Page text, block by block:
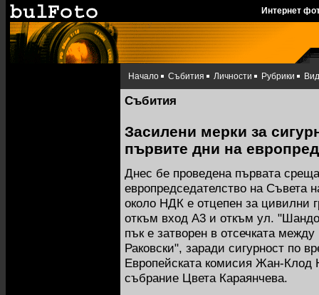
Интернет
Начало Събития Личности Рубрики
Събития
Засилени мерки за
първите дни на
Днес бе проведена първата
европредседателство на Съвета
около НДК е отцепен за цивилни
откъм вход А3 и откъм ул.
пък е затворен в отсечката
Раковски", заради сигурност по
Европейската комисия Жан-Клод
събрание Цвета Караянчева.